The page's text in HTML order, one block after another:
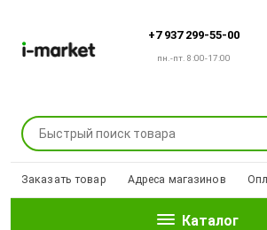
+7 937 299-55-00
пн.-пт. 8:00-17:00
Заказать товар Адреса магазинов
Каталог